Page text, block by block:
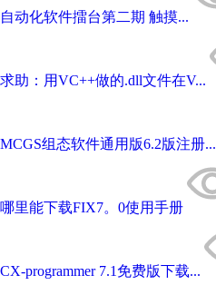
自动化软件擂台第二期 触摸...
求助：用VC++做的.dll文件在V...
MCGS组态软件通用版6.2版注册...
哪里能下载FIX7。0使用手册
CX-programmer 7.1免费版下载...